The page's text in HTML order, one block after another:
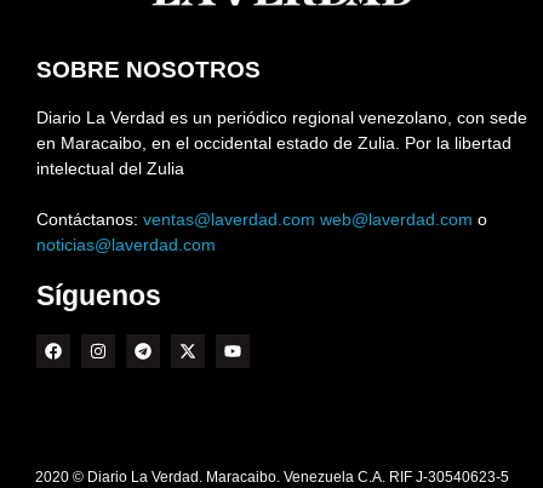
SOBRE NOSOTROS
Diario La Verdad es un periódico regional venezolano, con sede
en Maracaibo, en el occidental estado de Zulia. Por la libertad
intelectual del Zulia
Contáctanos: ventas@laverdad.com web@laverdad.com o
noticias@laverdad.com
Síguenos
2020 © Diario La Verdad. Maracaibo. Venezuela C.A. RIF J-30540623-5